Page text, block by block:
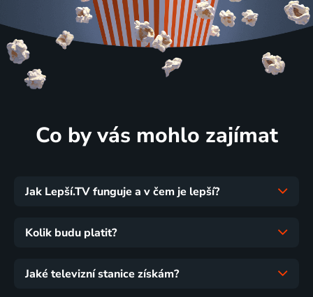
Co by vás mohlo zajímat
Jak Lepší.TV funguje a v čem je lepší?
Kolik budu platit?
Jaké televizní stanice získám?